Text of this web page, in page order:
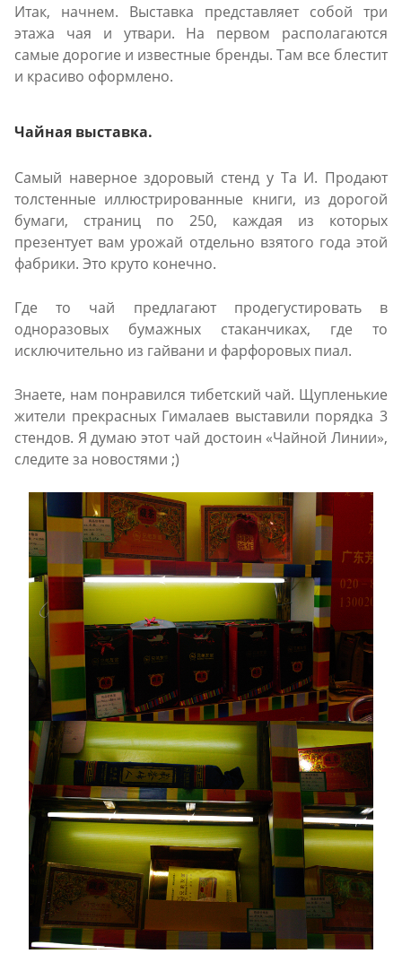
Итак, начнем. Выставка представляет собой три
этажа чая и утвари. На первом располагаются
самые дорогие и известные бренды. Там все блестит
и красиво оформлено.
Чайная выставка.
Самый наверное здоровый стенд у Та И. Продают
толстенные иллюстрированные книги, из дорогой
бумаги, страниц по 250, каждая из которых
презентует вам урожай отдельно взятого года этой
фабрики. Это круто конечно.
Где то чай предлагают продегустировать в
одноразовых бумажных стаканчиках, где то
исключительно из гайвани и фарфоровых пиал.
Знаете, нам понравился тибетский чай. Щупленькие
жители прекрасных Гималаев выставили порядка 3
стендов. Я думаю этот чай достоин «Чайной Линии»,
следите за новостями ;)